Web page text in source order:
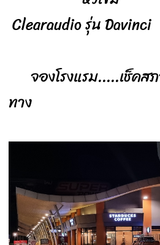
Clearaudio รุ่น Davinci
จองโรงแรม.....เช็คส
ทาง